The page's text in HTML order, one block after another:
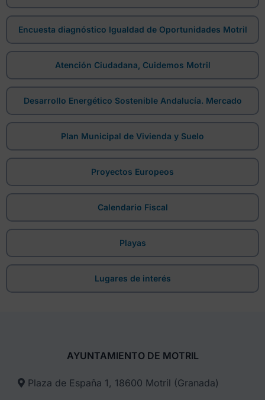
Encuesta diagnóstico Igualdad de Oportunidades Motril
Atención Ciudadana, Cuidemos Motril
Desarrollo Energético Sostenible Andalucía. Mercado
Plan Municipal de Vivienda y Suelo
Proyectos Europeos
Calendario Fiscal
Playas
Lugares de interés
AYUNTAMIENTO DE MOTRIL
Plaza de España 1, 18600 Motril (Granada)​